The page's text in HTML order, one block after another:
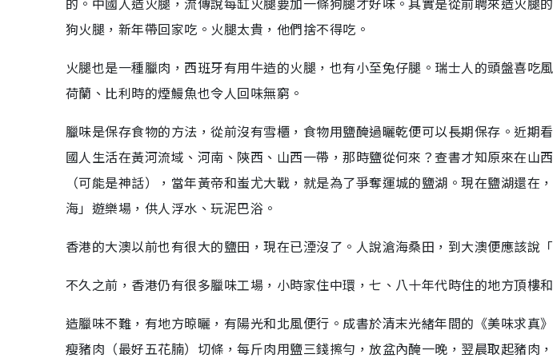
狗火腿，新年帶回家吃。火腿太貴，他們捨不得吃。
火腿也是一種臘肉，西班牙有用牛造的火腿，也有小至兔仔腿。瑞士人的頭盤喜吃
荷蘭、比利時的煙鰻魚也令人回味無窮。
臘味是保存食物的方法，從前沒有雪櫃，食物用鹽醃過曬乾便可以長期保存。近期
國人生活在黃河流域、河南、陝西、山西一帶，那時鹽從何來？查書才知原來在山
（可能是神話），當年黃帝和蚩尤大戰，就是為了爭奪運城的鹽湖。現在鹽湖還在
海」遊樂場，供人浮水、玩泥巴浴。
香港的大澳以前也有很大的鹽田，現在已湮沒了。人說滄海桑田，到大澳便應該說
不久之前，香港仍有很多臘味工場，小時家住中環，七、八十年代時住的地方頂樓
造臘味不難，有地方晾曬，有陽光和北風便行。成書於清末光緒年間的《美味求真
瘦豬肉（最好五花腩）切條，每斤肉用鹽三錢擦勻，放盆內醃一晚，翌晨取起豬肉